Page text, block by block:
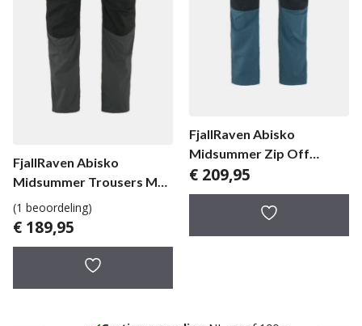
FjallRaven Abisko
Midsummer Trousers M
Long herenbroek
(1 beoordeling)
€ 189,95
FjallRaven Abisko
Midsummer Zip Off
Trousers herenbroek
€ 209,95